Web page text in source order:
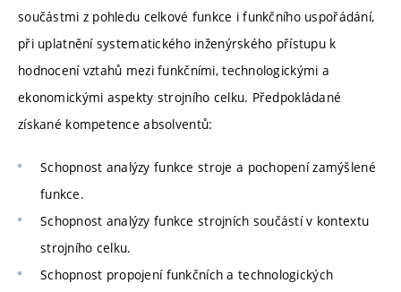
součástmi z pohledu celkové funkce i funkčního uspořádání,
při uplatnění systematického inženýrského přístupu k
hodnocení vztahů mezi funkčními, technologickými a
ekonomickými aspekty strojního celku. Předpokládané
získané kompetence absolventů:
Schopnost analýzy funkce stroje a pochopení zamýšlené
funkce.
Schopnost analýzy funkce strojních součástí v kontextu
strojního celku.
Schopnost propojení funkčních a technologických